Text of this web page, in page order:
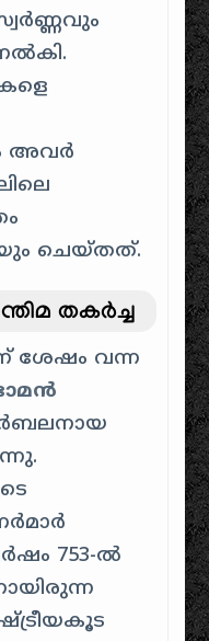
അവർ
ചെയ്തത്.
തകർച്ച
ശേഷം വന്ന
753-ൽ